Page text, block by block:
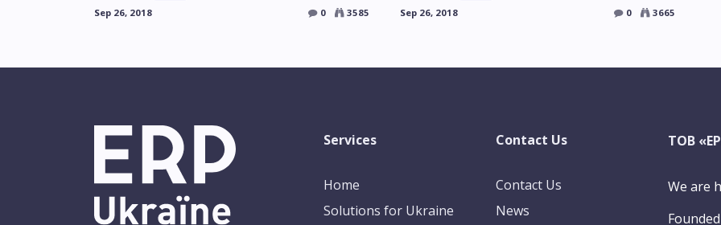
Sep 26, 2018 0 3585 Sep 26, 2018 0 3665
Services
Home
Solutions for Ukraine
Contact Us
Contact Us
News
ТОВ
We are